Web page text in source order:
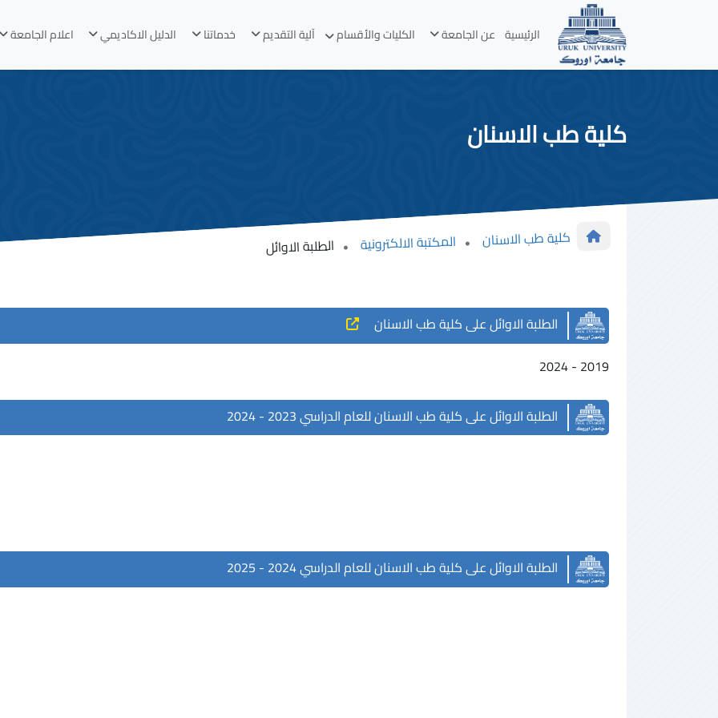
الرئيسية عن الجامعة الكليات والأقسام آلية التقديم خدماتنا الدليل الاكاديمي اعلام الجامعة
كلية طب الاسنان
كلية طب الاسنان المكتبة الالكترونية الطلبة الاوائل
الطلبة الاوائل على كلية طب الاسنان
2019 - 2024
الطلبة الاوائل على كلية طب الاسنان للعام الدراسي 2023 - 2024
الطلبة الاوائل على كلية طب الاسنان للعام الدراسي 2024 - 2025